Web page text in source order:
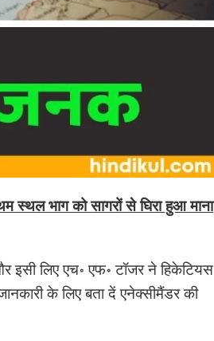
स्थल भाग को सागरों से घिरा हुआ माना
इसी लिए एच॰ एफ॰ टॉजर ने हिकेटियस
के लिए बता दें एनेक्सीमैंडर की